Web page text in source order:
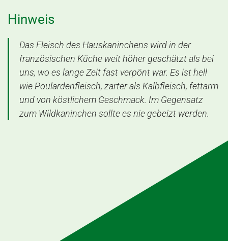
Hinweis
Das Fleisch des Hauskaninchens wird in der
französischen Küche weit höher geschätzt als bei
uns, wo es lange Zeit fast verpönt war. Es ist hell
wie Poulardenfleisch, zarter als Kalbfleisch, fettarm
und von köstlichem Geschmack. Im Gegensatz
zum Wildkaninchen sollte es nie gebeizt werden.